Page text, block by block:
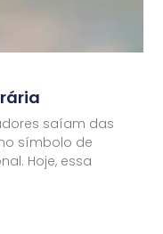
saíam das
símbolo de
Hoje, essa